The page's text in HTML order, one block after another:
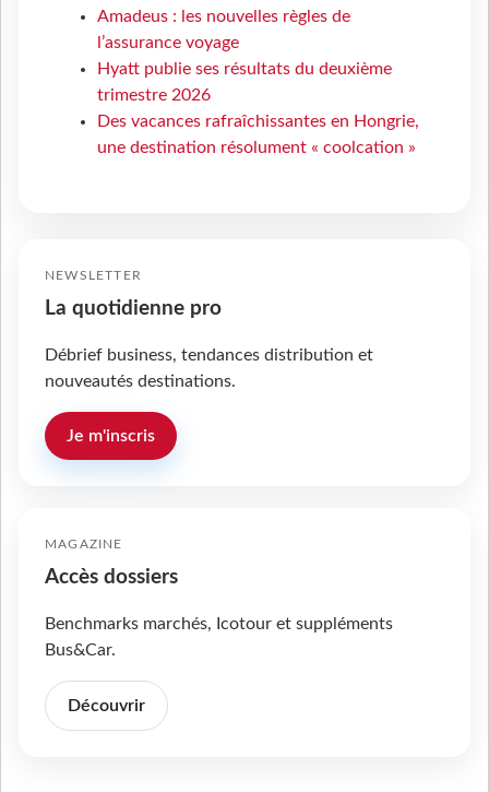
Amadeus : les nouvelles règles de
l’assurance voyage
Hyatt publie ses résultats du deuxième
trimestre 2026
Des vacances rafraîchissantes en Hongrie,
une destination résolument « coolcation »
NEWSLETTER
La quotidienne pro
Débrief business, tendances distribution et
nouveautés destinations.
Je m'inscris
MAGAZINE
Accès dossiers
Benchmarks marchés, Icotour et suppléments
Bus&Car.
Découvrir